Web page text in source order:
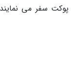
سفر می